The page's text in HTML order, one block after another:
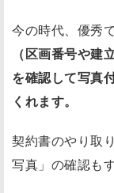
今の時代、優秀
（区画番号や
を確認して写真
くれます。
契約書のやり取
写真」の確認も